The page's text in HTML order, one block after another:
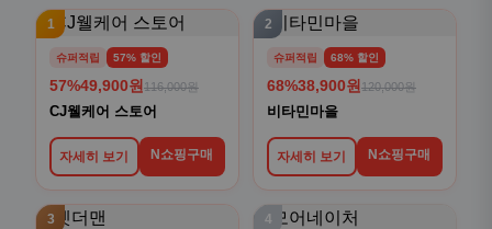
1
슈퍼적립 57% 할인
57%49,900원 116,000원
CJ웰케어 스토어
자세히 보기 N쇼핑구매
2
슈퍼적립 68% 할인
68%38,900원 120,000원
비타민마을
자세히 보기 N쇼핑구매
3 4